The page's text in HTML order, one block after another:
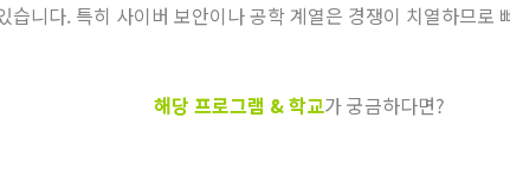
습니다. 특히 사이버 보안이나 공학 계열은 경쟁이 치열하므로
해당 프로그램 & 학교가 궁금하다면?